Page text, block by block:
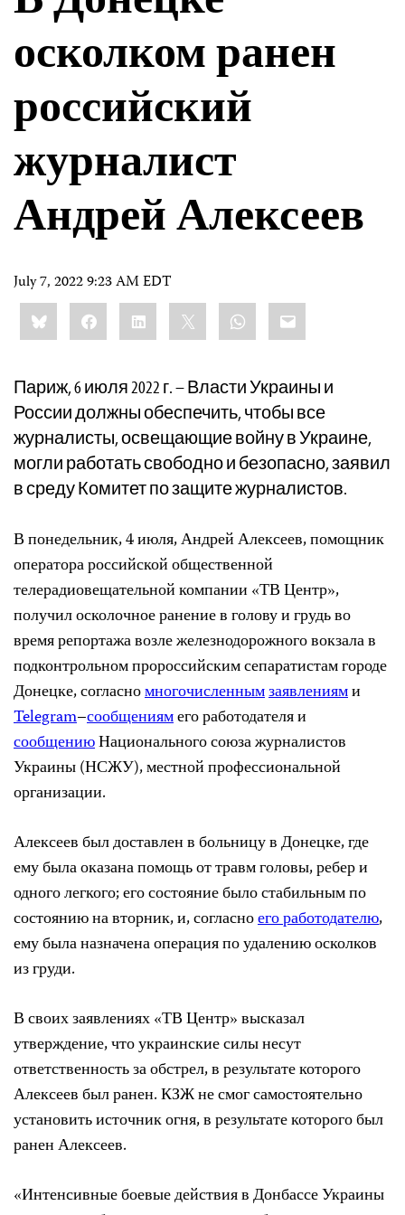
осколком ранен
российский
журналист
Андрей Алексеев
July 7, 2022 9:23 AM EDT
Share
this:BlueskyFacebookLinkedIn WhatsApp
Email
Париж, 6 июля 2022 г. – Власти Украины и
России должны обеспечить, чтобы все
журналисты, освещающие войну в Украине,
могли работать свободно и безопасно, заявил
в среду Комитет по защите журналистов.
В понедельник, 4 июля, Андрей Алексеев, помощник
оператора российской общественной
телерадиовещательной компании «ТВ Центр»,
получил осколочное ранение в голову и грудь во
время репортажа возле железнодорожного вокзала в
подконтрольном пророссийским сепаратистам городе
Донецке, согласномногочисленнымзаявлениями
Telegram–сообщениямего работодателя и
сообщениюНационального союза журналистов
Украины (НСЖУ), местной профессиональной
организации.
Алексеев был доставлен в больницу в Донецке, где
ему была оказана помощь от травм головы, ребер и
одного легкого; его состояние было стабильным по
состоянию на вторник, и, согласноего работодателю,
ему была назначена операция по удалению осколков
из груди.
В своих заявлениях «ТВ Центр» высказал
утверждение, что украинские силы несут
ответственность за обстрел, в результате которого
Алексеев был ранен. КЗЖ не смог самостоятельно
установить источник огня, в результате которого был
ранен Алексеев.
«Интенсивные боевые действия в Донбассе Украины